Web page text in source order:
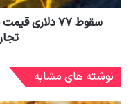
سقوط ۷۷
نوشته های مشابه